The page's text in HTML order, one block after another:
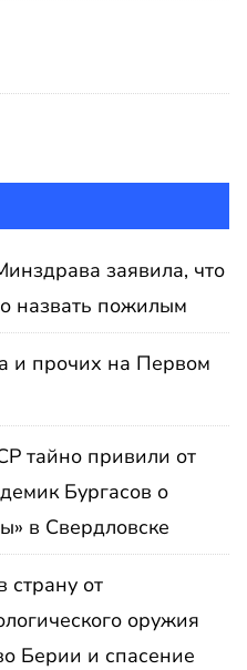
заявила, что
назвать пожилым
и прочих на Первом
тайно привили от
Бургасов о
в Свердловске
страну от
оружия
Берии и спасение